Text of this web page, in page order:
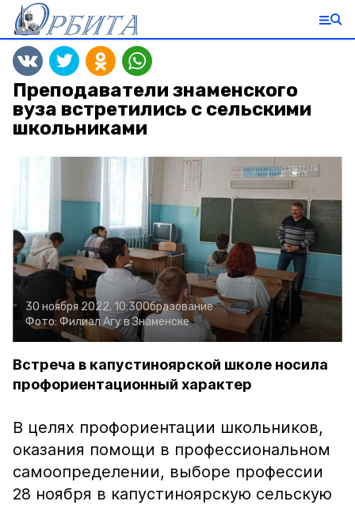
Преподаватели знаменского
вуза встретились с сельскими
школьниками
30 ноября 2022, 10:30Образование
Фото:Филиал Агу в Знаменске
Встреча в капустиноярской школе носила
профориентационный характер
В целях профориентации школьников,
оказания помощи в профессиональном
самоопределении, выборе профессии
28 ноября в капустиноярскую сельскую